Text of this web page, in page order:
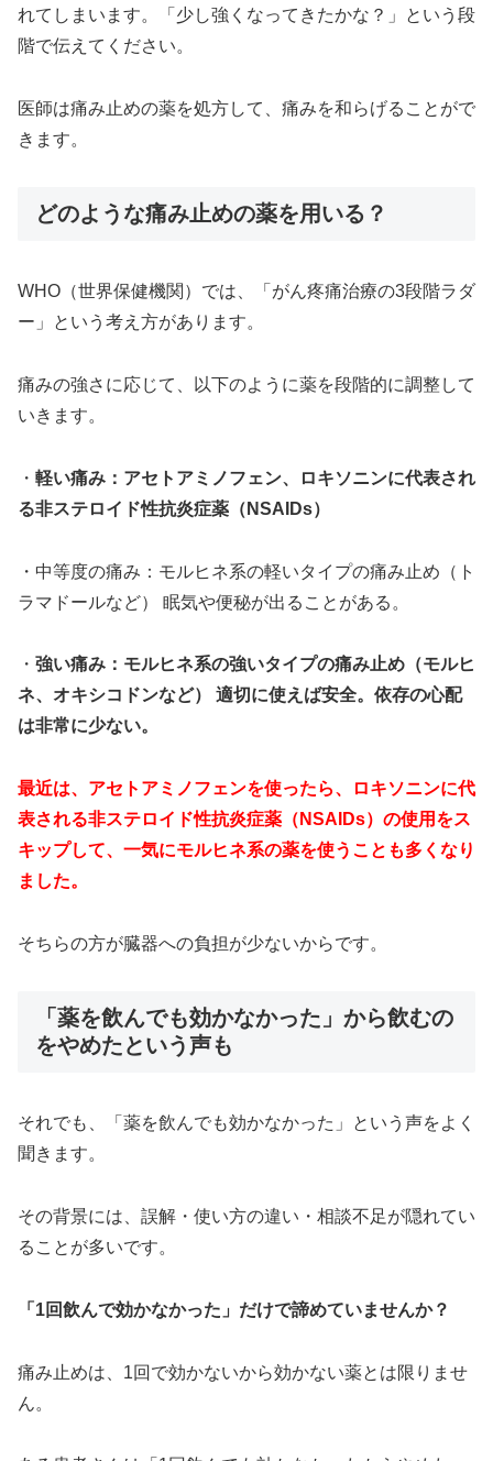
れてしまいます。「少し強くなってきたかな？」という段
階で伝えてください。
医師は痛み止めの薬を処方して、痛みを和らげることがで
きます。
どのような痛み止めの薬を用いる？
WHO（世界保健機関）では、「がん疼痛治療の3段階ラダ
ー」という考え方があります。
痛みの強さに応じて、以下のように薬を段階的に調整して
いきます。
・ 軽い痛み：アセトアミノフェン、ロキソニンに代表され
る非ステロイド性抗炎症薬（NSAIDs）
・中等度の痛み：モルヒネ系の軽いタイプの痛み止め（ト
ラマドールなど） 眠気や便秘が出ることがある。
・ 強い痛み：モルヒネ系の強いタイプの痛み止め（モルヒ
ネ、オキシコドンなど） 適切に使えば安全。依存の心配
は非常に少ない。
最近は、アセトアミノフェンを使ったら、ロキソニンに代
表される非ステロイド性抗炎症薬（NSAIDs）の使用をス
キップして、一気にモルヒネ系の薬を使うことも多くなり
ました。
そちらの方が臓器への負担が少ないからです。
「薬を飲んでも効かなかった」から飲むの
をやめたという声も
それでも、「薬を飲んでも効かなかった」という声をよく
聞きます。
その背景には、誤解・使い方の違い・相談不足が隠れてい
ることが多いです。
「1回飲んで効かなかった」だけで諦めていませんか？
痛み止めは、1回で効かないから効かない薬とは限りませ
ん。